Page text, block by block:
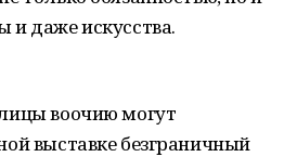
и даже искусства.
воочию могут
выставке безграничный